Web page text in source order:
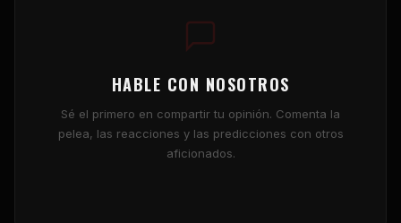
HABLE CON NOSOTROS
Sé el primero en compartir tu opinión. Comenta la
pelea, las reacciones y las predicciones con otros
aficionados.